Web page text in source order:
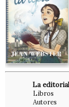
La editorial
Libros
Autores